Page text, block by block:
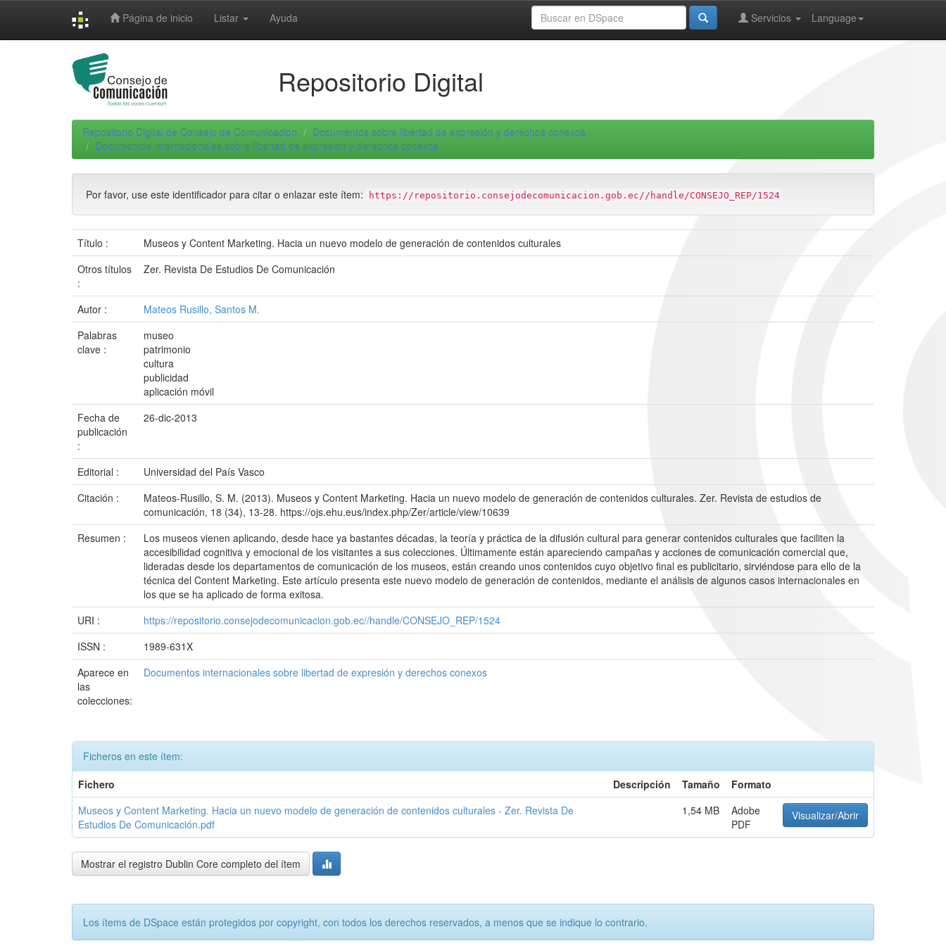
Página de inicio Listar Ayuda Language
Servicios
Repositorio Digital
Repositorio Digital de Consejo de Comunicacion
Documentos sobre libertad de expresión y derechos conexos
Documentos internacionales sobre libertad de expresión y derechos conexos
Por favor, use este identificador para citar o enlazar este ítem: https://repositorio.consejodecomunicacion.gob.ec//handle/CONSEJO_REP/1524
Título :
Museos y Content Marketing. Hacia un nuevo modelo de generación de contenidos culturales
Otros títulos
:
Zer. Revista De Estudios De Comunicación
Autor :
Mateos Rusillo, Santos M.
Palabras
clave :
museo
patrimonio
cultura
publicidad
aplicación móvil
Fecha de
publicación
:
26-dic-2013
Editorial :
Universidad del País Vasco
Citación :
Mateos-Rusillo, S. M. (2013). Museos y Content Marketing. Hacia un nuevo modelo de generación de contenidos culturales. Zer. Revista de estudios de
comunicación, 18 (34), 13-28. https://ojs.ehu.eus/index.php/Zer/article/view/10639
Resumen :
Los museos vienen aplicando, desde hace ya bastantes décadas, la teoría y práctica de la difusión cultural para generar contenidos culturales que faciliten la
accesibilidad cognitiva y emocional de los visitantes a sus colecciones. Últimamente están apareciendo campañas y acciones de comunicación comercial que,
lideradas desde los departamentos de comunicación de los museos, están creando unos contenidos cuyo objetivo final es publicitario, sirviéndose para ello de la
técnica del Content Marketing. Este artículo presenta este nuevo modelo de generación de contenidos, mediante el análisis de algunos casos internacionales en
los que se ha aplicado de forma exitosa.
URI :
https://repositorio.consejodecomunicacion.gob.ec//handle/CONSEJO_REP/1524
ISSN :
1989-631X
Aparece en
las
colecciones:
Documentos internacionales sobre libertad de expresión y derechos conexos
Ficheros en este ítem:
Fichero
Descripción Tamaño
Formato
Museos y Content Marketing. Hacia un nuevo modelo de generación de contenidos culturales - Zer. Revista De
Estudios De Comunicación.pdf
1,54 MB
Adobe
PDF
Visualizar/Abrir
Mostrar el registro Dublin Core completo del ítem
Los ítems de DSpace están protegidos por copyright, con todos los derechos reservados, a menos que se indique lo contrario.